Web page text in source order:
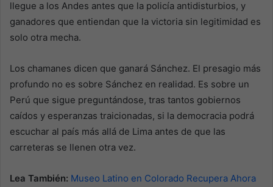
llegue a los Andes antes que la policía antidisturbios, y
ganadores que entiendan que la victoria sin legitimidad es
solo otra mecha.
Los chamanes dicen que ganará Sánchez. El presagio más
profundo no es sobre Sánchez en realidad. Es sobre un
Perú que sigue preguntándose, tras tantos gobiernos
caídos y esperanzas traicionadas, si la democracia podrá
escuchar al país más allá de Lima antes de que las
carreteras se llenen otra vez.
Lea También: Museo Latino en Colorado Recupera Ahora